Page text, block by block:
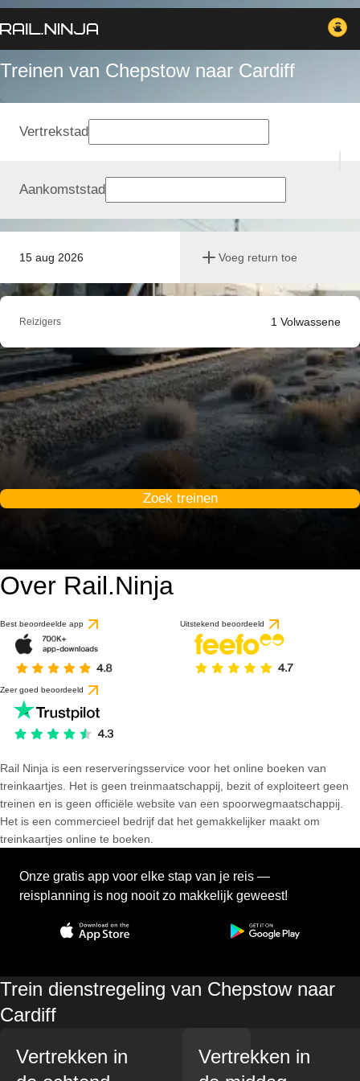
Treinen van Chepstow naar Cardiff
15 aug 2026 Voeg return toe
Vertrekstad
Aankomststad
Reizigers 1 Volwassene
Zoek treinen
Over Rail.Ninja
Best beoordeelde app Uitstekend beoordeeld
Zeer goed beoordeeld
Rail Ninja is een reserveringsservice voor het online boeken van
treinkaartjes. Het is geen treinmaatschappij, bezit of exploiteert geen
treinen en is geen officiële website van een spoorwegmaatschappij.
Het is een commercieel bedrijf dat het gemakkelijker maakt om
treinkaartjes online te boeken.
Onze gratis app voor elke stap van je reis —
reisplanning is nog nooit zo makkelijk geweest!
Trein dienstregeling van Chepstow naar
Cardiff
Vertrekken in
Vertrekken in